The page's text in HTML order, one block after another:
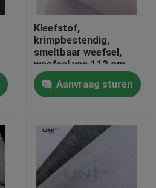
Kleefstof,
krimpbestendig,
smeltbaar weefsel,
weefsel van 112 cm
Aanvraag sturen